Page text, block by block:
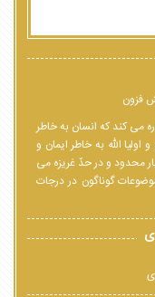
فزون
می کند که انسان به خاطر
الله به خاطر ایمان و
محدود و در حدّ غریزه می
گوناگون در درجات